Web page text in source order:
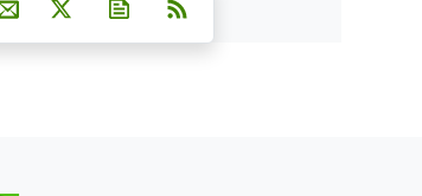
auf Pinterest
Per E-Mail teilen
Post auf XNewsletter abonnieren